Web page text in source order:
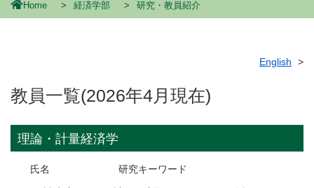
Home 経済学部 研究・教員紹介
English
教員一覧(2026年4月現在)
理論・計量経済学
氏名 研究キーワード